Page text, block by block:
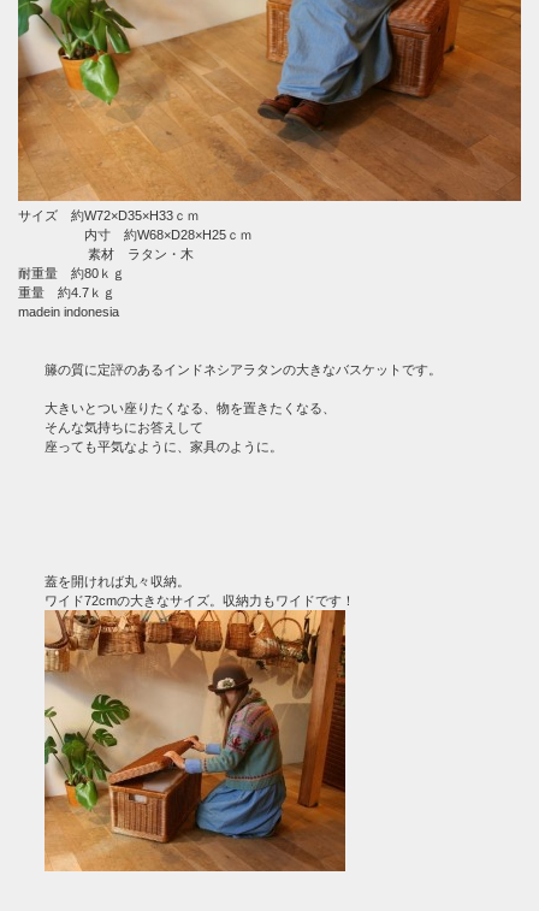
サイズ 約W72×D35×H33ｃｍ
内寸 約W68×D28×H25ｃｍ
素材 ラタン・木
耐重量 約80ｋｇ
重量 約4.7ｋｇ
madein indonesia
籐の質に定評のあるインドネシアラタンの大きなバスケットです。
大きいとつい座りたくなる、物を置きたくなる、
そんな気持ちにお答えして
座っても平気なように、家具のように。
蓋を開ければ丸々収納。
ワイド72cmの大きなサイズ。収納力もワイドです！